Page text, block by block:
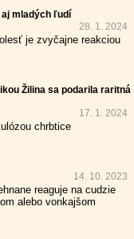
mladých ľudí
28. 1. 2024
je zvyčajne reakciou
Žilina sa podarila raritná
17. 1. 2024
chrbtice
14. 10. 2023
reaguje na cudzie
alebo vonkajšom